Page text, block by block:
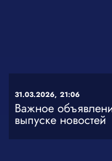
31.03.2026, 21:06
Важное
выпуске новостей